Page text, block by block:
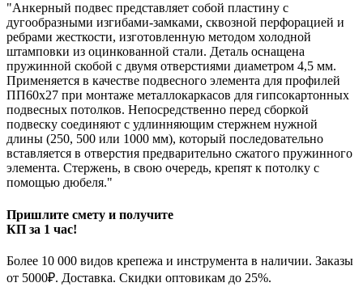
"Анкерный подвес представляет собой пластину с
дугообразными изгибами-замками, сквозной перфорацией и
ребрами жесткости, изготовленную методом холодной
штамповки из оцинкованной стали. Деталь оснащена
пружинной скобой с двумя отверстиями диаметром 4,5 мм.
Применяется в качестве подвесного элемента для профилей
ПП60х27 при монтаже металлокаркасов для гипсокартонных
подвесных потолков. Непосредственно перед сборкой
подвеску соединяют с удлинняющим стержнем нужной
длины (250, 500 или 1000 мм), который последовательно
вставляется в отверстия предварительно сжатого пружинного
элемента. Стержень, в свою очередь, крепят к потолку с
помощью дюбеля."
Пришлите смету и получите
КП за 1 час!
Более 10 000 видов крепежа и инструмента в наличии. Заказы
от 5000₽. Доставка. Скидки оптовикам до 25%.